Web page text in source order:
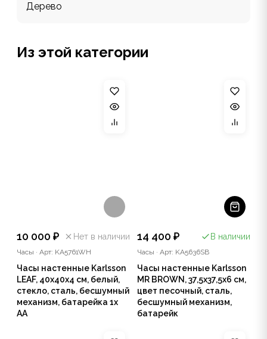
Дерево
Из этой категории
10 000 ₽ Нет в наличии
Часы · Арт: KA5761WH
Часы настенные Karlsson
LEAF, 40х40х4 см, белый,
стекло, сталь, бесшумный
механизм, батарейка 1x
AA
14 400 ₽ В наличии
Часы · Арт: KA5636SB
Часы настенные Karlsson
MR BROWN, 37,5х37,5х6 см,
цвет песочный, сталь,
бесшумный механизм,
батарейк